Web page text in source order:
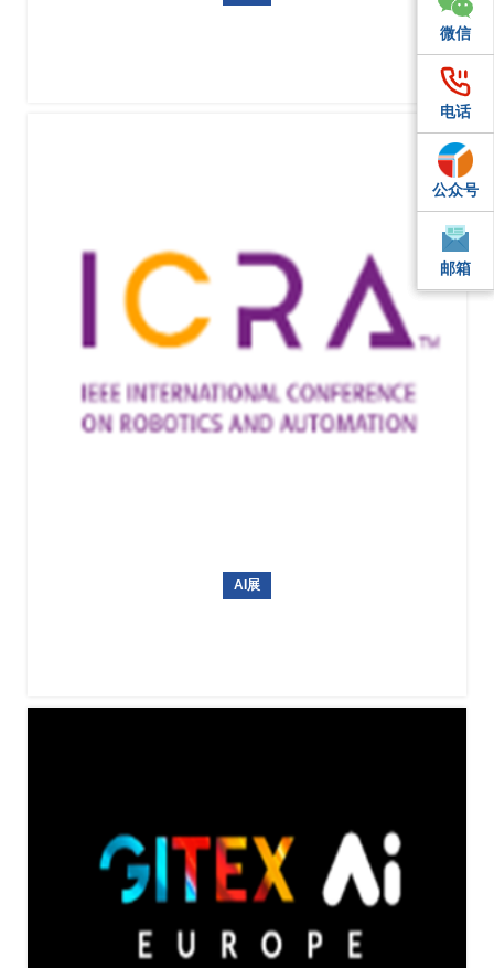
微信
电话
QQ
邮箱
AI展
微信
电话
QQ
邮箱
微信
电话
公众号
邮箱